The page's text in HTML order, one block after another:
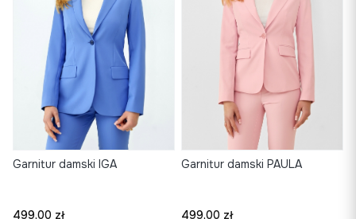
Garnitur damski IGA
Cena
499,00 zł
Garnitur damski PAULA
Cena
499,00 zł